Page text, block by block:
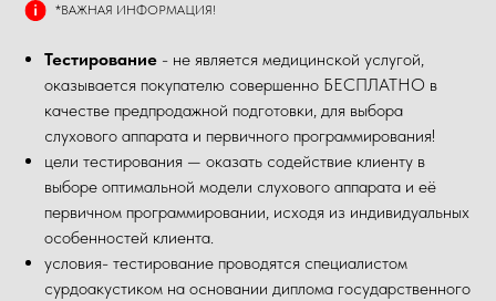
*ВАЖНАЯ ИНФОРМАЦИЯ!
Тестирование - не является медицинской услугой,
оказывается покупателю совершенно БЕСПЛАТНО в
качестве предпродажной подготовки, для выбора
слухового аппарата и первичного программирования!
цели тестирования — оказать содействие клиенту в
выборе оптимальной модели слухового аппарата и её
первичном программировании, исходя из индивидуальных
особенностей клиента.
условия- тестирование проводятся специалистом
сурдоакустиком на основании диплома государственного